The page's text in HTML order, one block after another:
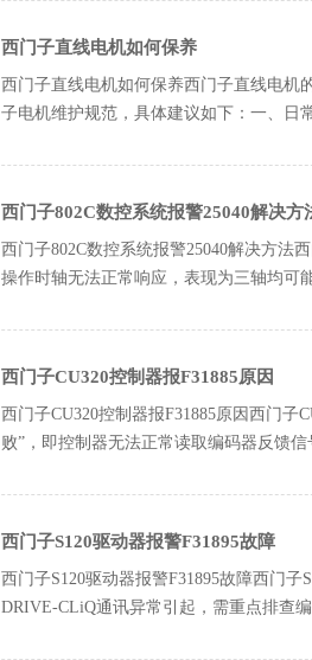
西门子直线电机如何保养
西门子直线电机如何保养西门子直线电机
子电机维护规范，具体建议如下：一、日
西门子802C数控系统报警25040解决方
西门子802C数控系统报警25040解决方法
操作时轴无法正常响应‌，表现为三轴均可
西门子CU320控制器报F31885原因
西门子CU320控制器报F31885原因西门子
败”‌，即控制器无法正常读取编码器反馈
西门子S120驱动器报警F31895故障
西门子S120驱动器报警F31895故障西门
DRIVE-CLiQ通讯异常‌引起，需重点排查